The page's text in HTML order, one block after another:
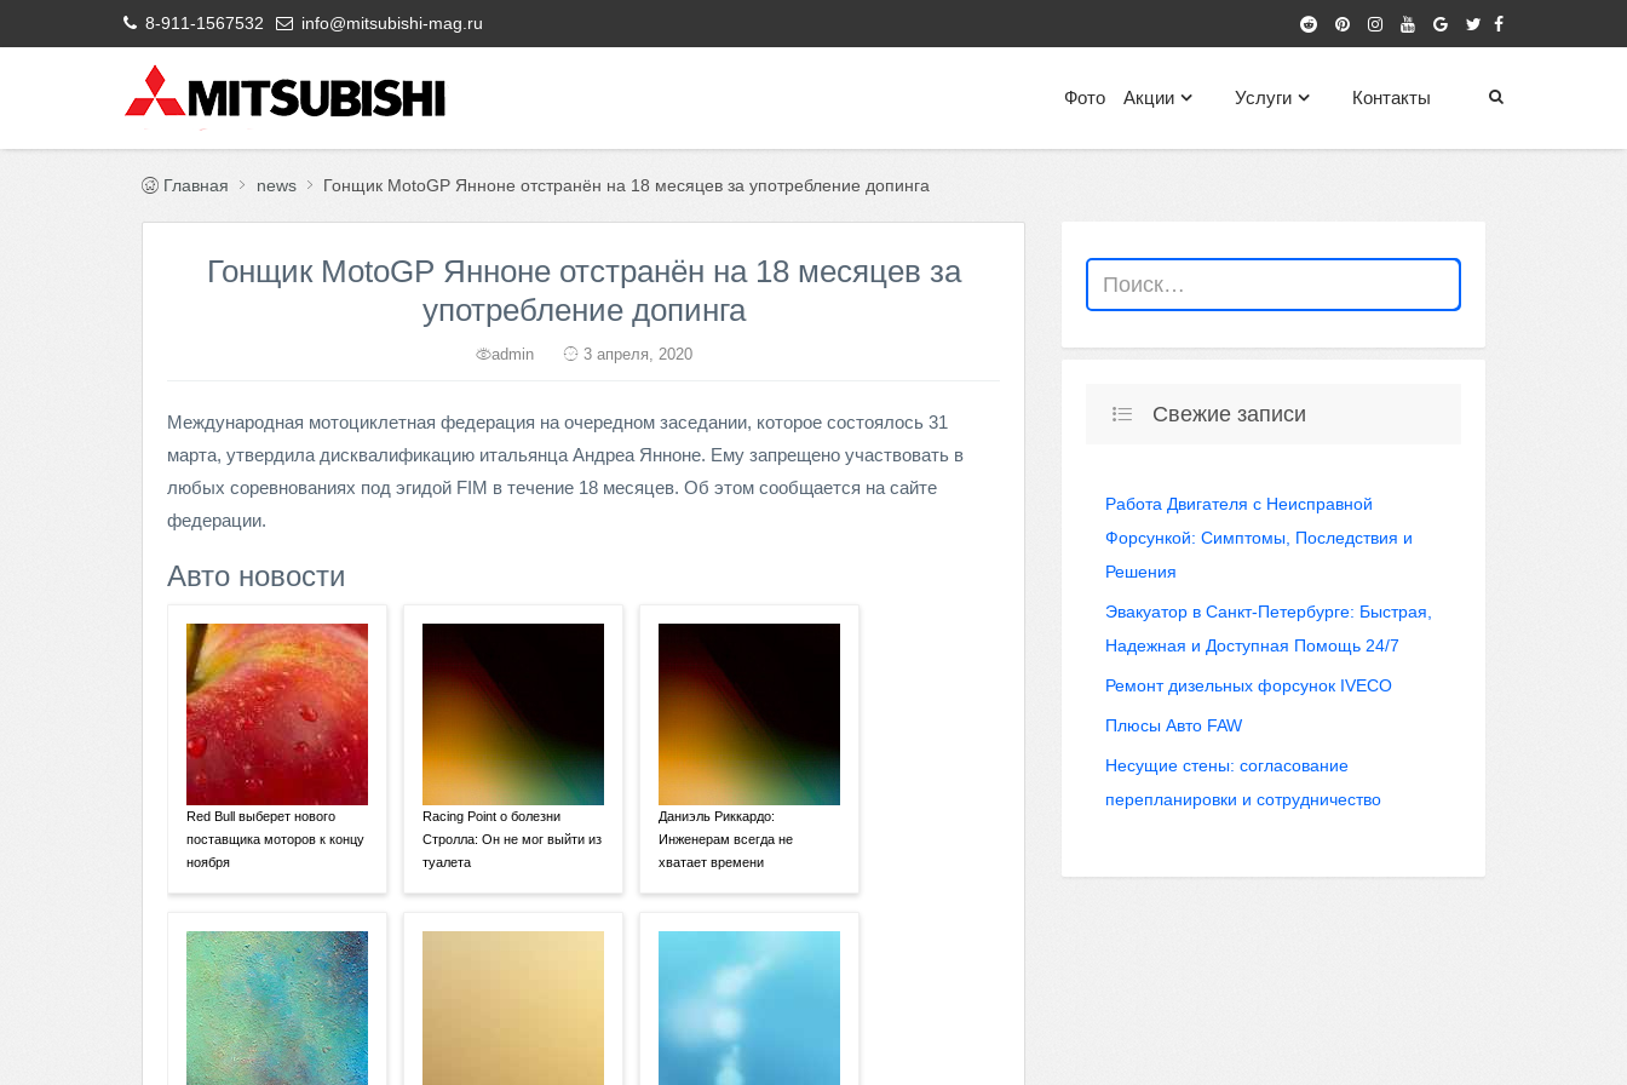
8-911-1567532 info@mitsubishi-mag.ru
Контакты
Услуги
Акции
Фото
Главная news Гонщик MotoGP Янноне отстранён на 18 месяцев за употребление допинга
Гонщик MotoGP Янноне отстранён на 18 месяцев за
употребление допинга
admin 3 апреля, 2020
Международная мотоциклетная федерация на очередном заседании, которое состоялось 31
марта, утвердила дисквалификацию итальянца Андреа Янноне. Ему запрещено участвовать в
любых соревнованиях под эгидой FIM в течение 18 месяцев. Об этом сообщается на сайте
федерации.
Авто новости
Red Bull выберет нового
поставщика моторов к концу
ноября
Racing Point о болезни
Стролла: Он не мог выйти из
туалета
Даниэль Риккардо:
Инженерам всегда не
хватает времени
Свежие записи
Работа Двигателя с Неисправной
Форсункой: Симптомы, Последствия и
Решения
Эвакуатор в Санкт-Петербурге: Быстрая,
Надежная и Доступная Помощь 24/7
Ремонт дизельных форсунок IVECO
Плюсы Авто FAW
Несущие стены: согласование
перепланировки и сотрудничество